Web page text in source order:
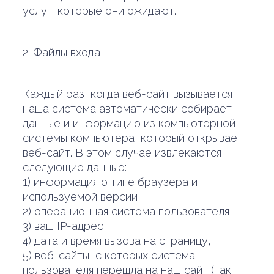
услуг, которые они ожидают.
2. Файлы входа
Каждый раз, когда веб-сайт вызывается,
наша система автоматически собирает
данные и информацию из компьютерной
системы компьютера, который открывает
веб-сайт. В этом случае извлекаются
следующие данные:
1) информация о типе браузера и
используемой версии,
2) операционная система пользователя,
3) ваш IP-адрес,
4) дата и время вызова на страницу,
5) веб-сайты, с которых система
пользователя перешла на наш сайт (так